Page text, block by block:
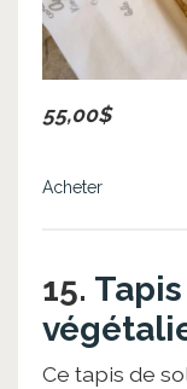
55,00$
Acheter
15.
Ce tapis de